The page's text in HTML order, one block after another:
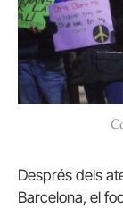
Després dels
Barcelona, el